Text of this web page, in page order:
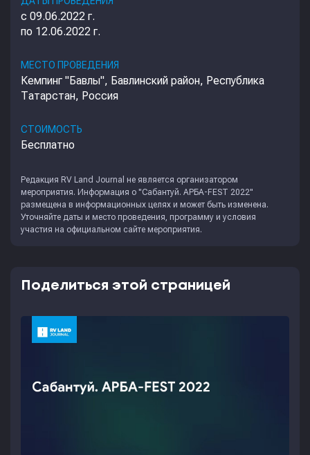
с 09.06.2022 г.
по 12.06.2022 г.
МЕСТО ПРОВЕДЕНИЯ
Кемпинг "Бавлы", Бавлинский район, Республика
Татарстан, Россия
СТОИМОСТЬ
Бесплатно
Редакция RV Land Journal не является организатором
мероприятия. Информация о "Сабантуй. АРБА-FEST 2022"
размещена в информационных целях и может быть изменена.
Уточняйте даты и место проведения, программу и условия
участия на официальном сайте мероприятия.
Поделиться этой страницей